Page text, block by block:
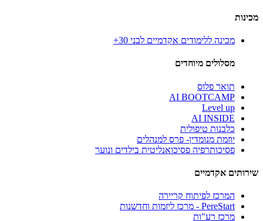
מכינות
מכינה ללימודים אקדמיים לבני 30+
מסלולים מיוחדים
תואר פלוס
AI BOOTCAMP
Level up
AI INSIDE
כלבנות טיפולית
יוזמת מנומדין- פרס למנהלים
פסיכותרפיה פסיכואנליטית בילדים ונוער
שירותים אקדמיים
המרכז לפיתוח קריירה
PereStart - מרכז ליזמות וחדשנות
מרכז רע"ות